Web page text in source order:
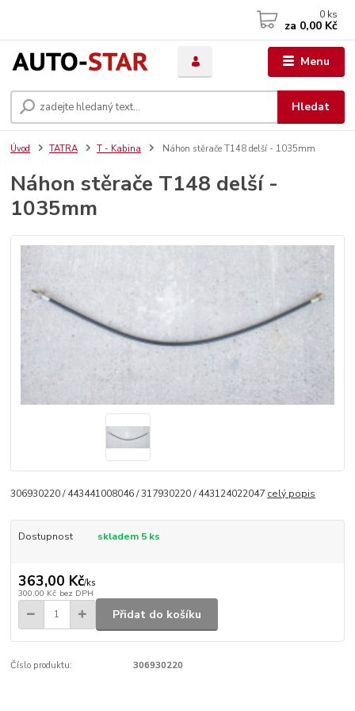
Menu
Hledat
0 ks
za 0,00 Kč
Úvod TATRA T - Kabina Náhon stěrače T148 delší - 1035mm
Náhon stěrače T148 delší -
1035mm
306930220 / 443441008046 / 317930220 / 443124022047 celý popis
Dostupnost skladem 5 ks
363,00 Kč/ks
300,00 Kč bez DPH
Přidat do košíku
Číslo produktu: 306930220